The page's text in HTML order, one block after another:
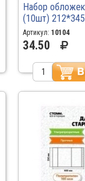
Набор
(10шт)
20.14 /100
Артикул: 10104
34.50